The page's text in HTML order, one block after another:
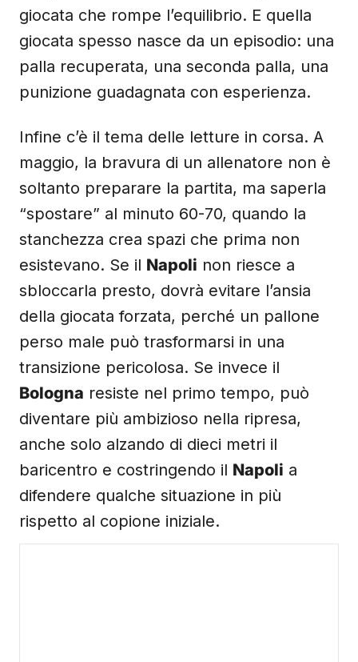
giocata che rompe l’equilibrio. E quella
giocata spesso nasce da un episodio: una
palla recuperata, una seconda palla, una
punizione guadagnata con esperienza.
Infine c’è il tema delle letture in corsa. A
maggio, la bravura di un allenatore non è
soltanto preparare la partita, ma saperla
“spostare” al minuto 60-70, quando la
stanchezza crea spazi che prima non
esistevano. Se il Napoli non riesce a
sbloccarla presto, dovrà evitare l’ansia
della giocata forzata, perché un pallone
perso male può trasformarsi in una
transizione pericolosa. Se invece il
Bologna resiste nel primo tempo, può
diventare più ambizioso nella ripresa,
anche solo alzando di dieci metri il
baricentro e costringendo il Napoli a
difendere qualche situazione in più
rispetto al copione iniziale.